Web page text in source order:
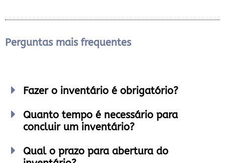
Perguntas mais frequentes
Fazer o inventário é obrigatório?
Quanto tempo é necessário para
concluir um inventário?
Qual o prazo para abertura do